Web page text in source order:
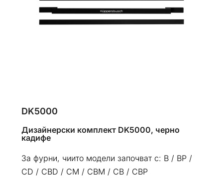
DK5000
Дизайнерски комплект DK5000, черно
кадифе
За фурни, чиито модели започват с: B / BP /
CD / CBD / CM / CBM / CB / CBP